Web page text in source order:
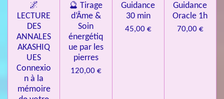
🌌
LECTURE
DES
ANNALES
AKASHIQ
UES
Connexio
n à la
mémoire
🔮 Tirage
d’Âme &
Soin
énergétiq
ue par les
pierres
120,00 €
Guidance
30 min
45,00 €
Guidance
Oracle 1h
70,00 €